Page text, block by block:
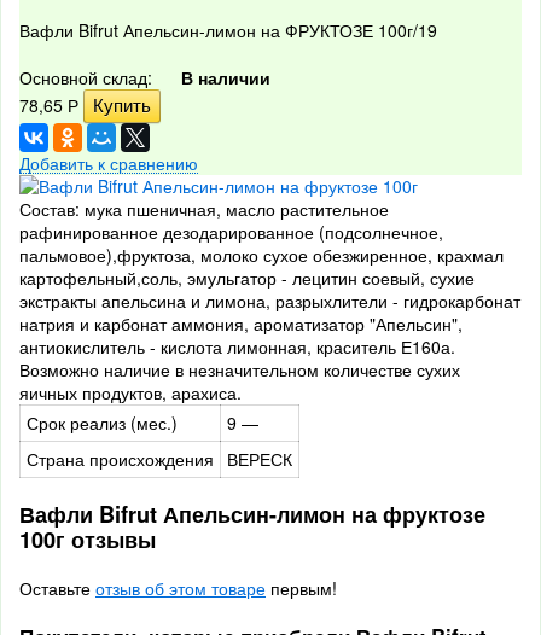
Вафли Bifrut Апельсин-лимон на ФРУКТОЗЕ 100г/19
Основной склад:
В наличии
78,65 Р
Добавить к сравнению
Состав: мука пшеничная, масло растительное
рафинированное дезодарированное (подсолнечное,
пальмовое),фруктоза, молоко сухое обезжиренное, крахмал
картофельный,соль, эмульгатор - лецитин соевый, сухие
экстракты апельсина и лимона, разрыхлители - гидрокарбонат
натрия и карбонат аммония, ароматизатор "Апельсин",
антиокислитель - кислота лимонная, краситель Е160а.
Возможно наличие в незначительном количестве сухих
яичных продуктов, арахиса.
Срок реализ (мес.)
9 —
Страна происхождения
ВЕРЕСК
Вафли Bifrut Апельсин-лимон на фруктозе
100г отзывы
Оставьте отзыв об этом товаре первым!